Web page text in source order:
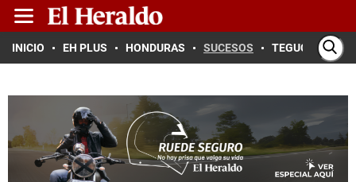
INICIO EH PLUS HONDURAS SUCESOS TEGUCIGALPA